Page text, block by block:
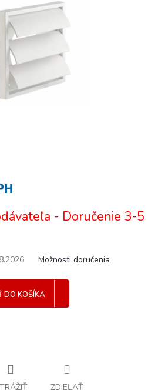
- Doručenie 3-5
Možnosti doručenia
DO KOŠÍKA
ZDIEĽAŤ